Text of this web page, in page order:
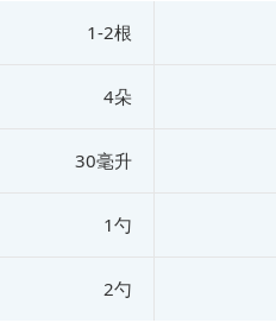
1-2根
4朵
30毫升
1勺
2勺